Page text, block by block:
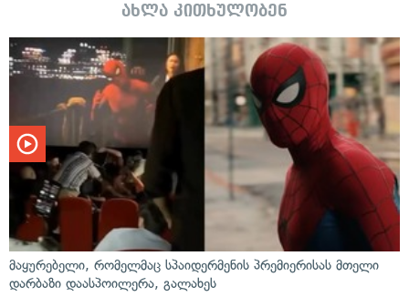
ახლა კითხულობენ
მაყურებელი, რომელმაც სპაიდერმენის პრემიერისას მთელი
დარბაზი დაასპოილერა, გალახეს